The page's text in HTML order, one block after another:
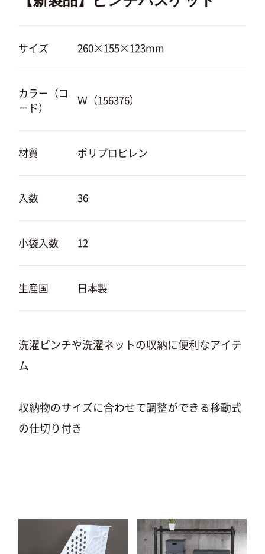
サイズ 260×155×123mm
カラー（コ
ード）
Ｗ（156376）
材質 ポリプロピレン
入数 36
小袋入数 12
生産国 日本製
洗濯ピンチや洗濯ネットの収納に便利なアイテ
ム
収納物のサイズに合わせて調整ができる移動式
の仕切り付き